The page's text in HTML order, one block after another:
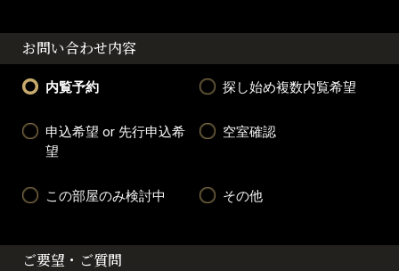
お問い合わせ内容
内覧予約 探し始め複数内覧希望
申込希望 or 先行申込希
望
空室確認
この部屋のみ検討中 その他
ご要望・ご質問